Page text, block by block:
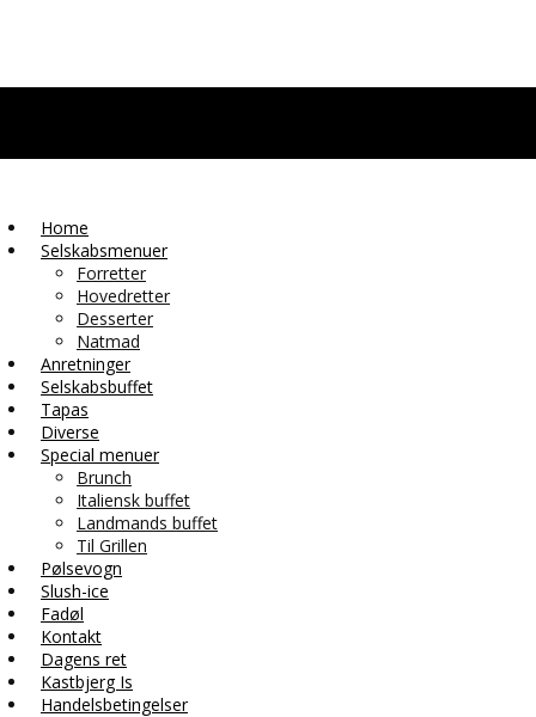
Home
Selskabsmenuer
Forretter
Hovedretter
Desserter
Natmad
Anretninger
Selskabsbuffet
Tapas
Diverse
Special menuer
Brunch
Italiensk buffet
Landmands buffet
Til Grillen
Pølsevogn
Slush-ice
Fadøl
Kontakt
Dagens ret
Kastbjerg Is
Handelsbetingelser